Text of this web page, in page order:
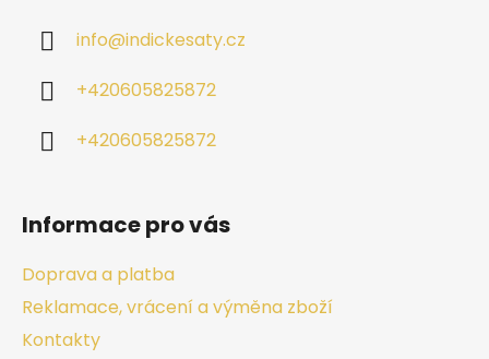
info@indickesaty.cz
+420605825872
+420605825872
Informace pro vás
Doprava a platba
Reklamace, vrácení a výměna zboží
Kontakty